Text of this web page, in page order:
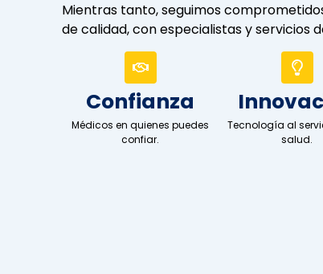
Mientras tanto, seguimos
de calidad, con especialistas y servicios
Confianza
Médicos en quienes puedes
confiar.
Tecnología al
salud.